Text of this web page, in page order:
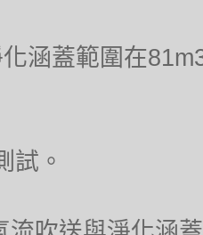
涵蓋範圍在
試。